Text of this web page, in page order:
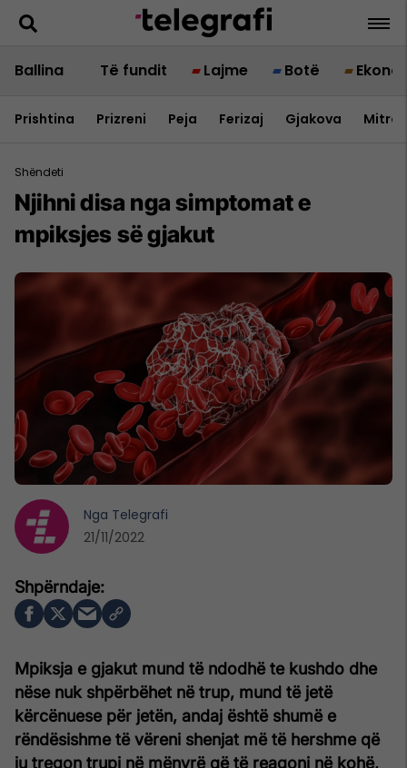
Ballina Të fundit Lajme Botë
Prishtina Prizreni Peja Ferizaj Gjakova
Shëndeti
Njihni disa nga simptomat e
mpiksjes së gjakut
Mpiksja e gjakut mund të ndodhë te kushdo dhe
nëse nuk shpërbëhet në trup, mund të jetë
kërcënuese për jetën, andaj është shumë e
rëndësishme të vëreni shenjat më të hershme që
ju tregon trupi në mënyrë që të reagoni në kohë,
Nga Telegrafi
21/11/2022